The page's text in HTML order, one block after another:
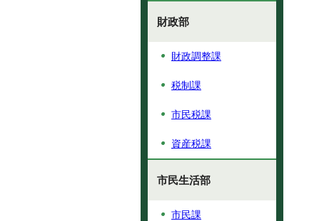
財政部
財政調整課
税制課
市民税課
資産税課
市民生活部
市民課